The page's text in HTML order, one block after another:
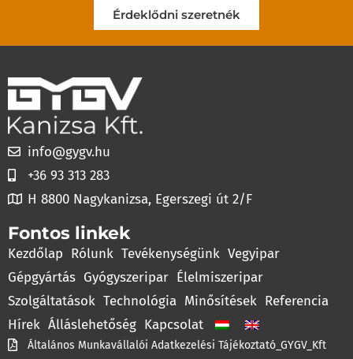
Érdeklődni szeretnék
info@gygv.hu
+36 93 313 283
H 8800 Nagykanizsa, Egerszegi út 2/F
Fontos linkek
Kezdőlap Rólunk Tevékenységünk Vegyipar
Gépgyártás Gyógyszeripar Élelmiszeripar
Szolgáltatások Technológia Minősítések Referencia
Hírek Álláslehetőség Kapcsolat
Általános Munkavállalói Adatkezelési Tájékoztató_GYGV_Kft